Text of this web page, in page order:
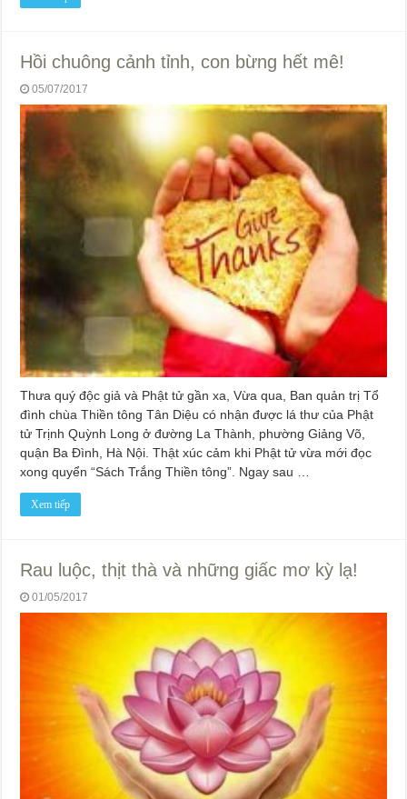
Hồi chuông cảnh tỉnh, con bừng hết mê!
05/07/2017
Thưa quý độc giả và Phật tử gần xa, Vừa qua, Ban quản trị Tổ
đình chùa Thiền tông Tân Diệu có nhận được lá thư của Phật
tử Trịnh Quỳnh Long ở đường La Thành, phường Giảng Võ,
quận Ba Đình, Hà Nội. Thật xúc cảm khi Phật tử vừa mới đọc
xong quyển “Sách Trắng Thiền tông”. Ngay sau …
Xem tiếp
Rau luộc, thịt thà và những giấc mơ kỳ lạ!
01/05/2017